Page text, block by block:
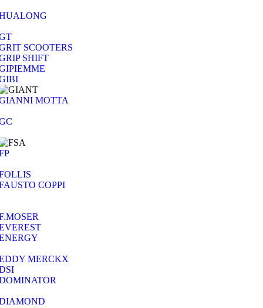
SCOOTERS
SHIFT
MOTTA
COPPI
MERCKX